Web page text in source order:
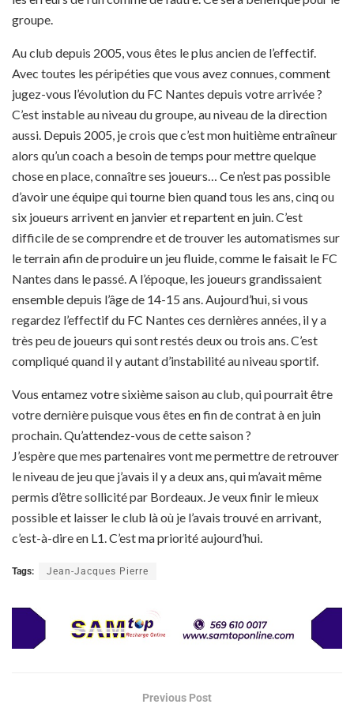
groupe.
Au club depuis 2005, vous êtes le plus ancien de l’effectif.
Avec toutes les péripéties que vous avez connues, comment
jugez-vous l’évolution du FC Nantes depuis votre arrivée ?
C’est instable au niveau du groupe, au niveau de la direction
aussi. Depuis 2005, je crois que c’est mon huitième entraîneur
alors qu’un coach a besoin de temps pour mettre quelque
chose en place, connaître ses joueurs… Ce n’est pas possible
d’avoir une équipe qui tourne bien quand tous les ans, cinq ou
six joueurs arrivent en janvier et repartent en juin. C’est
difficile de se comprendre et de trouver les automatismes sur
le terrain afin de produire un jeu fluide, comme le faisait le FC
Nantes dans le passé. A l’époque, les joueurs grandissaient
ensemble depuis l’âge de 14-15 ans. Aujourd’hui, si vous
regardez l’effectif du FC Nantes ces dernières années, il y a
très peu de joueurs qui sont restés deux ou trois ans. C’est
compliqué quand il y autant d’instabilité au niveau sportif.
Vous entamez votre sixième saison au club, qui pourrait être
votre dernière puisque vous êtes en fin de contrat à en juin
prochain. Qu’attendez-vous de cette saison ?
J’espère que mes partenaires vont me permettre de retrouver
le niveau de jeu que j’avais il y a deux ans, qui m’avait même
permis d’être sollicité par Bordeaux. Je veux finir le mieux
possible et laisser le club là où je l’avais trouvé en arrivant,
c’est-à-dire en L1. C’est ma priorité aujourd’hui.
Tags: Jean-Jacques Pierre
Previous Post